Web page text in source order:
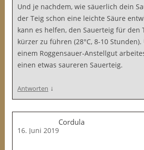
Und je nachdem, wie säuerlich dein
der Teig schon eine leichte Säure
kann es helfen, den Sauerteig für den
kürzer zu führen (28°C, 8-10
einem Roggensauer-Anstellgut
einen etwas saureren Sauerteig.
Antworten ↓
Cordula
16. Juni 2019